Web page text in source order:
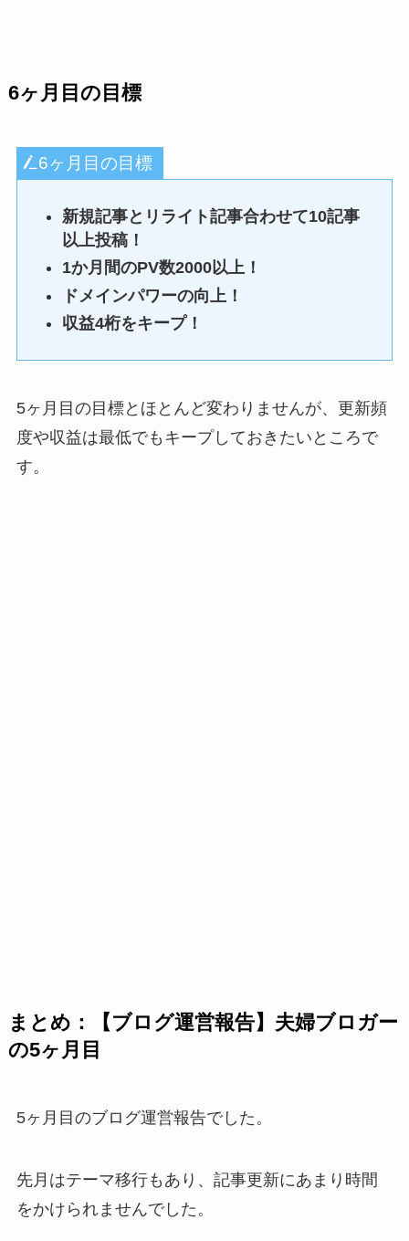
6ヶ月目の目標
6ヶ月目の目標
新規記事とリライト記事合わせて10記事
以上投稿！
1か月間のPV数2000以上！
ドメインパワーの向上！
収益4桁をキープ！
5ヶ月目の目標とほとんど変わりませんが、更新頻
度や収益は最低でもキープしておきたいところで
す。
まとめ：【ブログ運営報告】夫婦ブロガー
の5ヶ月目
5ヶ月目のブログ運営報告でした。
先月はテーマ移行もあり、記事更新にあまり時間
をかけられませんでした。